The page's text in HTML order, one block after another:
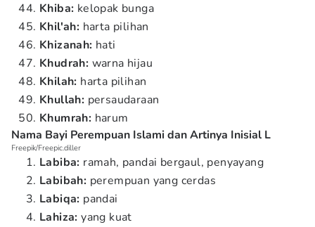
Khiba: kelopak bunga
Khil'ah: harta pilihan
Khizanah: hati
Khudrah: warna hijau
Khilah: harta pilihan
Khullah: persaudaraan
Khumrah: harum
Nama Bayi Perempuan Islami dan Artinya Inisial L
Freepik/Freepic.diller
Labiba: ramah, pandai bergaul, penyayang
Labibah: perempuan yang cerdas
Labiqa: pandai
Lahiza: yang kuat